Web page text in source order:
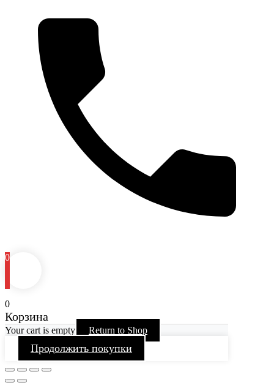
0
0
Корзина
Your cart is empty Return to Shop
Продолжить покупки